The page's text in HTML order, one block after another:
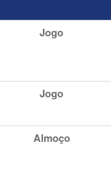
Jogo
Jogo
Almoço